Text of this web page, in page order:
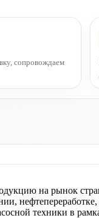
сопровождаем
на рынок
техники в